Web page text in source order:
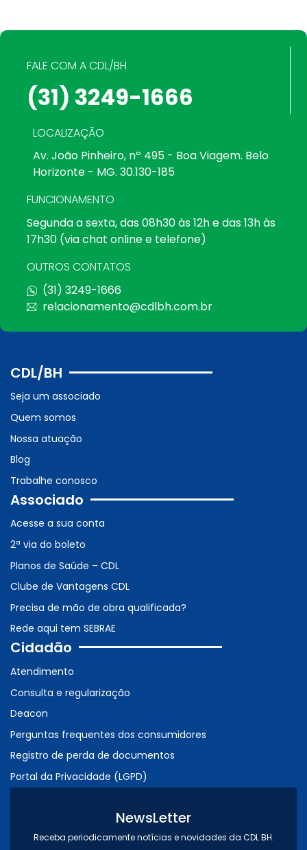
FALE COM A CDL/BH
(31) 3249-1666
LOCALIZAÇÃO
Av. João Pinheiro, nº 495 - Boa Viagem. Belo
Horizonte - MG. 30.130-185
FUNCIONAMENTO
Segunda a sexta, das 08h30 às 12h e das 13h às
17h30 (via chat online e telefone)
OUTROS CONTATOS
(31) 3249-1666
relacionamento@cdlbh.com.br
CDL/BH
Seja um associado
Quem somos
Nossa atuação
Blog
Trabalhe conosco
Associado
Acesse a sua conta
2ª via do boleto
Planos de Saúde – CDL
Clube de Vantagens CDL
Precisa de mão de obra qualificada?
Rede aqui tem SEBRAE
Cidadão
Atendimento
Consulta e regularização
Deacon
Perguntas frequentes dos consumidores
Registro de perda de documentos
Portal da Privacidade (LGPD)
NewsLetter
Receba periodicamente notícias e novidades da CDL BH.